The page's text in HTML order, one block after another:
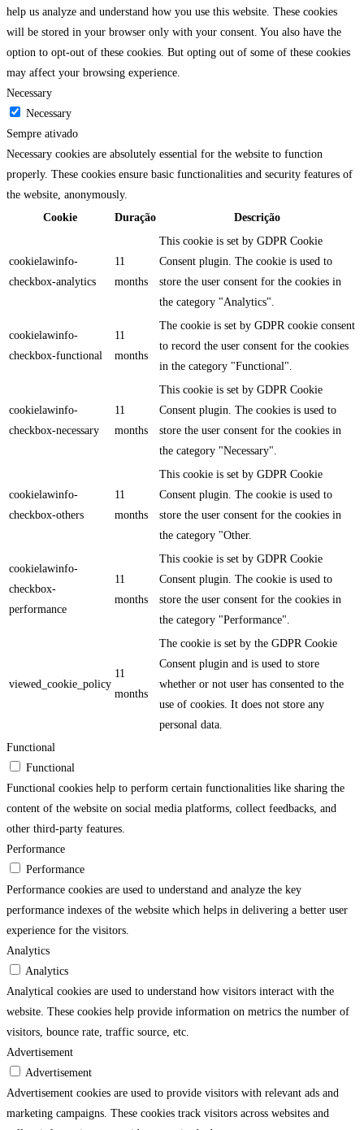
help us analyze and understand how you use this website. These cookies
will be stored in your browser only with your consent. You also have the
option to opt-out of these cookies. But opting out of some of these cookies
may affect your browsing experience.
Necessary
Necessary
Sempre ativado
Necessary cookies are absolutely essential for the website to function
properly. These cookies ensure basic functionalities and security features of
the website, anonymously.
Cookie
Duração Descrição
cookielawinfo-
checkbox-analytics
11
months
This cookie is set by GDPR Cookie
Consent plugin. The cookie is used to
store the user consent for the cookies in
the category "Analytics".
cookielawinfo-
checkbox-functional
11
months
The cookie is set by GDPR cookie consent
to record the user consent for the cookies
in the category "Functional".
cookielawinfo-
checkbox-necessary
11
months
This cookie is set by GDPR Cookie
Consent plugin. The cookies is used to
store the user consent for the cookies in
the category "Necessary".
cookielawinfo-
checkbox-others
11
months
This cookie is set by GDPR Cookie
Consent plugin. The cookie is used to
store the user consent for the cookies in
the category "Other.
cookielawinfo-
checkbox-
performance
11
months
This cookie is set by GDPR Cookie
Consent plugin. The cookie is used to
store the user consent for the cookies in
the category "Performance".
viewed_cookie_policy
11
months
The cookie is set by the GDPR Cookie
Consent plugin and is used to store
whether or not user has consented to the
use of cookies. It does not store any
personal data.
Functional
Functional
Functional cookies help to perform certain functionalities like sharing the
content of the website on social media platforms, collect feedbacks, and
other third-party features.
Performance
Performance
Performance cookies are used to understand and analyze the key
performance indexes of the website which helps in delivering a better user
experience for the visitors.
Analytics
Analytics
Analytical cookies are used to understand how visitors interact with the
website. These cookies help provide information on metrics the number of
visitors, bounce rate, traffic source, etc.
Advertisement
Advertisement
Advertisement cookies are used to provide visitors with relevant ads and
marketing campaigns. These cookies track visitors across websites and